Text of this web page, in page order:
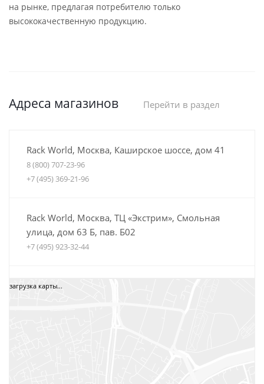
на рынке, предлагая потребителю только
высококачественную продукцию.
Адреса магазинов Перейти в раздел
Rack World, Москва, Каширское шоссе, дом 41
8 (800) 707-23-96
+7 (495) 369-21-96
Rack World, Москва, ТЦ «Экстрим», Смольная
улица, дом 63 Б, пав. Б02
+7 (495) 923-32-44
Автобагажники Boxteam.ru, ТЦ СпортЕХ, Москва,
загрузка карты...